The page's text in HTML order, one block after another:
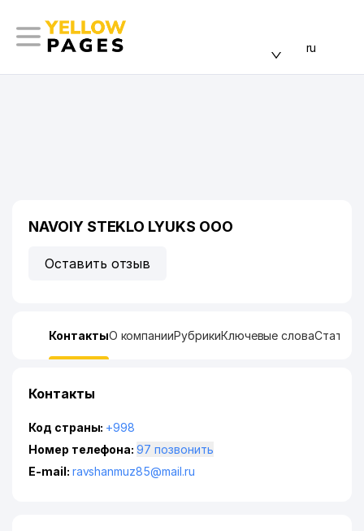
ru
NAVOIY STEKLO LYUKS ООО
Оставить отзыв
КонтактыО компанииРубрикиКлючевые слова
Контакты
Код страны: +998
Номер телефона:
97 позвонить
E-mail: ravshanmuz85@mail.ru